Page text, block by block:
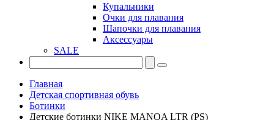
Купальники
Очки для плавания
Шапочки для плавания
Аксессуары
SALE
Главная
Детская спортивная обувь
Ботинки
Детские ботинки NIKE MANOA LTR (PS)